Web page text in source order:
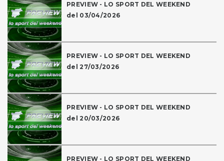
PREVIEW - LO SPORT DEL WEEKEND
del 03/04/2026
PREVIEW - LO SPORT DEL WEEKEND
del 27/03/2026
PREVIEW - LO SPORT DEL WEEKEND
del 20/03/2026
PREVIEW - LO SPORT DEL WEEKEND